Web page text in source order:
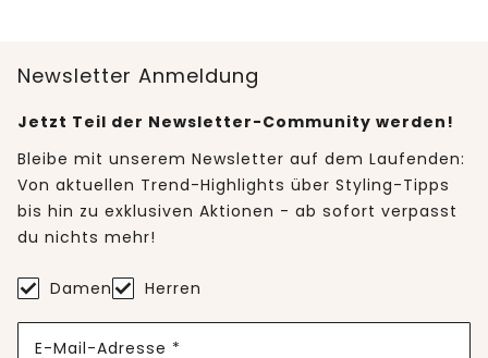
Newsletter Anmeldung
Jetzt Teil der Newsletter-Community werden!
Bleibe mit unserem Newsletter auf dem Laufenden:
Von aktuellen Trend-Highlights über Styling-Tipps
bis hin zu exklusiven Aktionen - ab sofort verpasst
du nichts mehr!
Damen Herren
E-Mail-Adresse *